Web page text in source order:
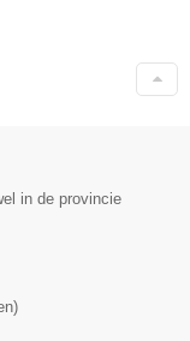
in de provincie
)